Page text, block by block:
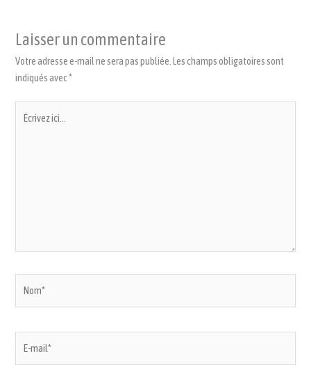
Laisser un commentaire
Votre adresse e-mail ne sera pas publiée. Les champs obligatoires sont
indiqués avec*
ici…
mail*